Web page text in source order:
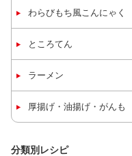
わらびもち風こんにゃく
ところてん
ラーメン
厚揚げ・油揚げ・がんも
分類別レシピ